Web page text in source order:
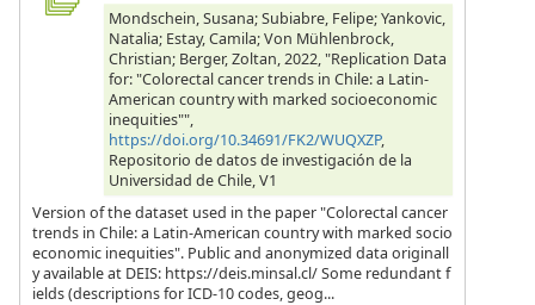
Mondschein, Susana; Subiabre, Felipe; Yankovic,
Natalia; Estay, Camila; Von Mühlenbrock,
Christian; Berger, Zoltan, 2022, "Replication Data
for: "Colorectal cancer trends in Chile: a Latin-
American country with marked socioeconomic
inequities"",
https://doi.org/10.34691/FK2/WUQXZP,
Repositorio de datos de investigación de la
Universidad de Chile, V1
Version of the dataset used in the paper "Colorectal cancer
trends in Chile: a Latin-American country with marked socio
economic inequities". Public and anonymized data originall
y available at DEIS: https://deis.minsal.cl/ Some redundant f
ields (descriptions for ICD-10 codes, geog...